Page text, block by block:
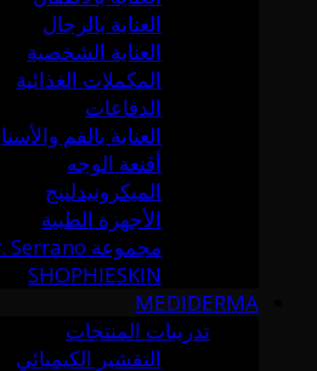
العناية بالرجال
العناية الشخصية
المكملات الغذائية
الدفاعات
العناية بالفم
أقنعة الوجه
الميكرونيدلينج
الأجهزة الطبية
مجموعة Dr. Serrano
SHOPHIESKIN
MEDIDERMA
تدريبات المنتجات
التقشير الكيميائي